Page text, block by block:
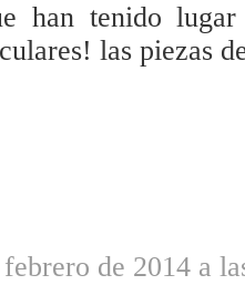
han tenido
las piezas
de 2014 a